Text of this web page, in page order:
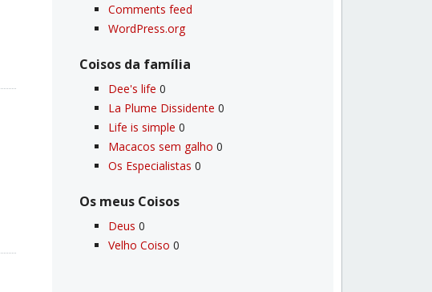
Comments feed
WordPress.org
Coisos da famí­lia
Dee's life 0
La Plume Dissidente 0
Life is simple 0
Macacos sem galho 0
Os Especialistas 0
Os meus Coisos
Deus 0
Velho Coiso 0